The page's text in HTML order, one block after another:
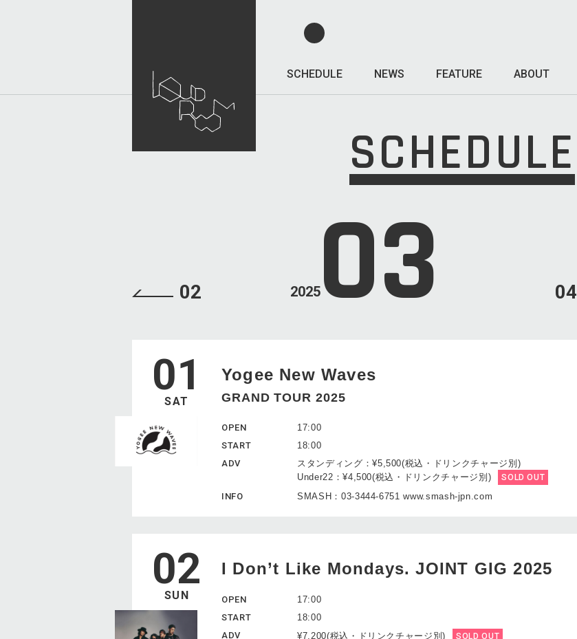
SCHEDULE NEWS FEATURE ABOUT
SCHEDULE
202503
02 04
01
SAT
Yogee New Waves
GRAND TOUR 2025
OPEN
17:00
START
18:00
ADV
スタンディング：¥5,500(税込・ドリンクチャージ別)
Under22：¥4,500(税込・ドリンクチャージ別)
SOLD OUT
INFO SMASH：03-3444-6751 www.smash-jpn.com
02
SUN
I Don’t Like Mondays. JOINT GIG 2025
OPEN
17:00
START
18:00
ADV
¥7,200(税込・ドリンクチャージ別) SOLD OUT